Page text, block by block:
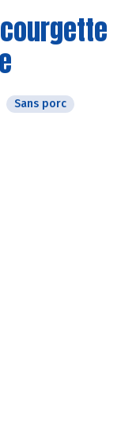
Sans porc